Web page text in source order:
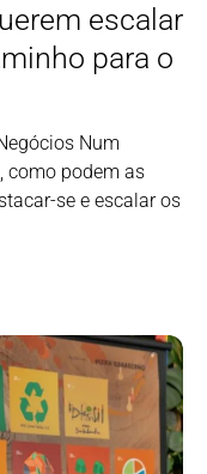
escalar
para o
Num
como podem as
se e escalar os